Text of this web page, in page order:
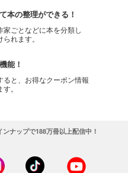
本の整理ができる！
家ごとなどに本を分類し
れます。
能！
ると、お得なクーポン情報
。
ナップで188万冊以上配信中！